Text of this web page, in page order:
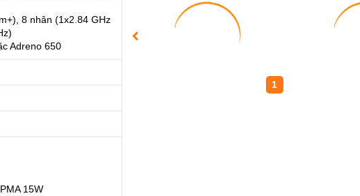
8 nhân (1x2.84 GHz
Adreno 650
15W
1